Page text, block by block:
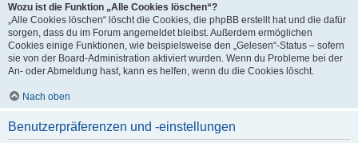
Wozu ist die Funktion „Alle Cookies löschen“?
„Alle Cookies löschen“ löscht die Cookies, die phpBB erstellt hat und die dafür
sorgen, dass du im Forum angemeldet bleibst. Außerdem ermöglichen
Cookies einige Funktionen, wie beispielsweise den „Gelesen“-Status – sofern
sie von der Board-Administration aktiviert wurden. Wenn du Probleme bei der
An- oder Abmeldung hast, kann es helfen, wenn du die Cookies löscht.
Nach oben
Benutzerpräferenzen und -einstellungen